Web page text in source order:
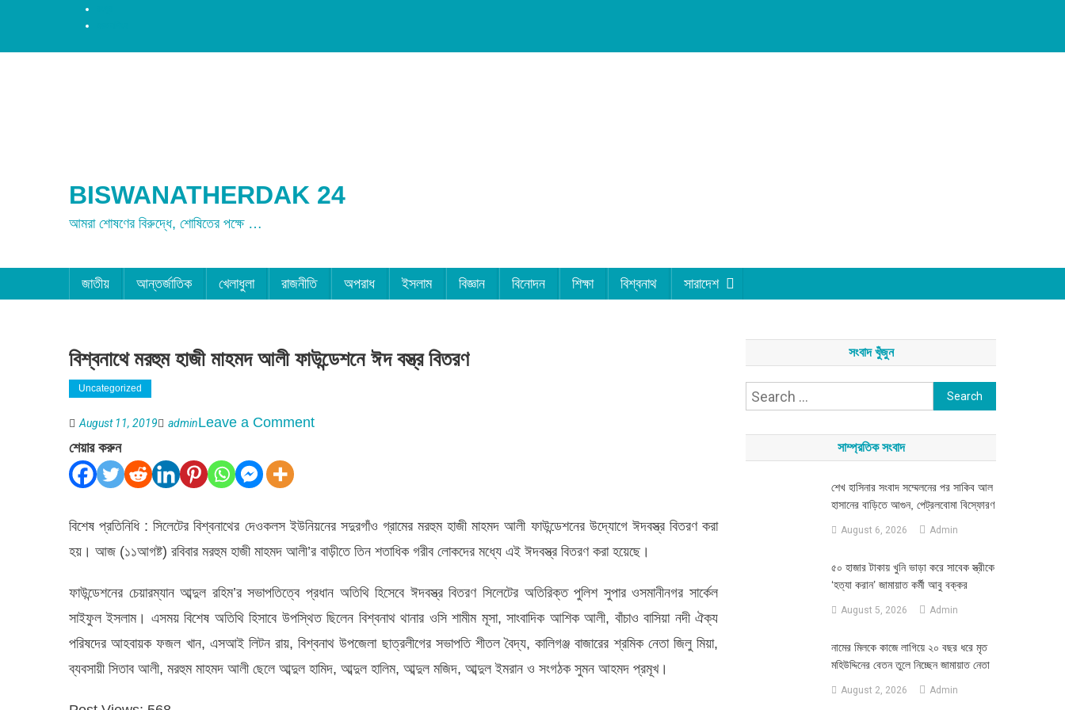
BISWANATHERDAK 24
আমরা শোষণের বিরুদ্ধে, শোষিতের পক্ষে …
জাতীয় আন্তর্জাতিক খেলাধুলা রাজনীতি অপরাধ ইসলাম বিজ্ঞান বিনোদন শিক্ষা বিশ্বনাথ সারাদেশ
বিশ্বনাথে মরহুম হাজী মাহমদ আলী ফাউন্ডেশনে ঈদ বস্ত্র বিতরণ
Uncategorized
August 11, 2019 adminLeave a Commenton
মাহমদ
আলী
ঈদ
বস্ত্র
বিতরণ
শেয়ার করুন
বিশেষ প্রতিনিধি : সিলেটের বিশ্বনাথের দেওকলস ইউনিয়নের সদুরগাঁও গ্রামের মরহুম হাজী মাহমদ আলী ফাউন্ডেশনের উদ্যোগে ঈদবস্ত্র বিতরণ করা
হয়। আজ (১১আগষ্ট) রবিবার মরহুম হাজী মাহমদ আলী’র বাড়ীতে তিন শতাধিক গরীব লোকদের মধ্যে এই ঈদবস্ত্র বিতরণ করা হয়েছে।
ফাউন্ডেশনের চেয়ারম্যান আব্দুল রহিম’র সভাপতিত্বে প্রধান অতিথি হিসেবে ঈদবস্ত্র বিতরণ সিলেটের অতিরিক্ত পুলিশ সুপার ওসমানীনগর সার্কেল
সাইফুল ইসলাম। এসময় বিশেষ অতিথি হিসাবে উপস্থিত ছিলেন বিশ্বনাথ থানার ওসি শামীম মূসা, সাংবাদিক আশিক আলী, বাঁচাও বাসিয়া নদী ঐক্য
পরিষদের আহবায়ক ফজল খান, এসআই লিটন রায়, বিশ্বনাথ উপজেলা ছাত্রলীগের সভাপতি শীতল বৈদ্য, কালিগঞ্জ বাজারের শ্রমিক নেতা জিলু মিয়া,
ব্যবসায়ী সিতাব আলী, মরহুম মাহমদ আলী ছেলে আব্দুল হামিদ, আব্দুল হালিম, আব্দুল মজিদ, আব্দুল ইমরান ও সংগঠক সুমন আহমদ প্রমূখ।
সংবাদ খুঁজুন
Search
সাম্প্রতিক সংবাদ
শেখ হাসিনার সংবাদ সম্মেলনের পর সাকিব আল
হাসানের বাড়িতে আগুন, পেট্রলবোমা বিস্ফোরণ
August 6, 2026 Admin
৫০ হাজার টাকায় খুনি ভাড়া করে সাবেক স্ত্রীকে
‘হত্যা করান’ জামায়াত কর্মী আবু বক্কর
August 5, 2026 Admin
নামের মিলকে কাজে লাগিয়ে ২০ বছর ধরে মৃত
মহিউদ্দিনের বেতন তুলে নিচ্ছেন জামায়াত নেতা
August 2, 2026 Admin